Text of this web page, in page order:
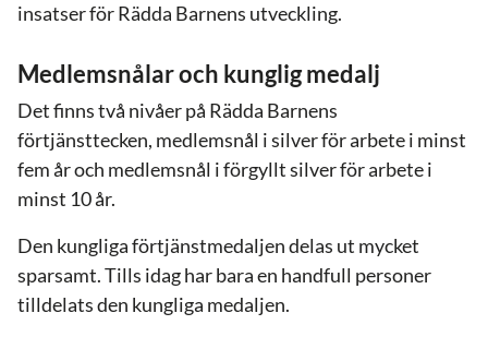
insatser för Rädda Barnens utveckling.
Medlemsnålar och kunglig medalj
Det finns två nivåer på Rädda Barnens
förtjänsttecken, medlemsnål i silver för arbete i minst
fem år och medlemsnål i förgyllt silver för arbete i
minst 10 år.
Den kungliga förtjänstmedaljen delas ut mycket
sparsamt. Tills idag har bara en handfull personer
tilldelats den kungliga medaljen.